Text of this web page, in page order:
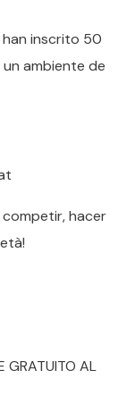
inscrito 50
ambiente de
hacer
GRATUITO AL